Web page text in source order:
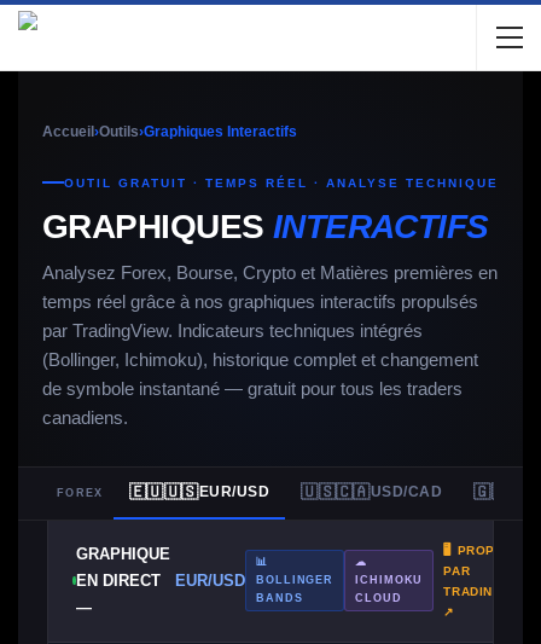
Accueil ›Outils›Graphiques Interactifs
OUTIL GRATUIT · TEMPS RÉEL · ANALYSE TECHNIQUE
GRAPHIQUES INTERACTIFS
Analysez Forex, Bourse, Crypto et Matières premières en
temps réel grâce à nos graphiques interactifs propulsés
par TradingView. Indicateurs techniques intégrés
(Bollinger, Ichimoku), historique complet et changement
de symbole instantané — gratuit pour tous les traders
canadiens.
FOREX 🇪🇺🇺🇸EUR/USD 🇺🇸🇨🇦USD/CAD
GRAPHIQUE
EN DIRECT
—
EUR/USD
📊
BOLLINGER
BANDS
☁
ICHIMOKU
CLOUD
🖥 PROPULSÉ
PAR
TRADINGVIEW
↗